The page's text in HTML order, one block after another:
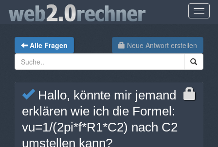
Neue Antwort erstellen
Alle Fragen
Hallo, könnte mir jemand
erklären wie ich die Formel:
vu=1/(2pi*f*R1*C2) nach C2
umstellen kann?